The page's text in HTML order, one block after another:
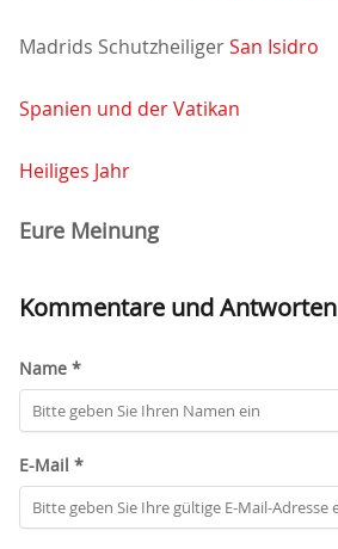
Madrids SchutzheiligerSan Isidro
Spanien und der Vatikan
Heiliges Jahr
Eure Meinung
Kommentare und Antworten
Name *
E-Mail *